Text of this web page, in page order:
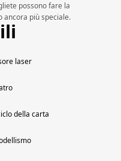
possono fare la
ancora più speciale.
laser​​
della carta​​